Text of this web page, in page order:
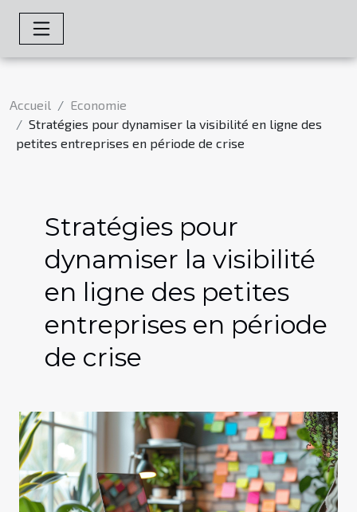
Accueil
Economie
Stratégies pour dynamiser la visibilité en ligne des
petites entreprises en période de crise
Stratégies pour
dynamiser la visibilité
en ligne des petites
entreprises en période
de crise